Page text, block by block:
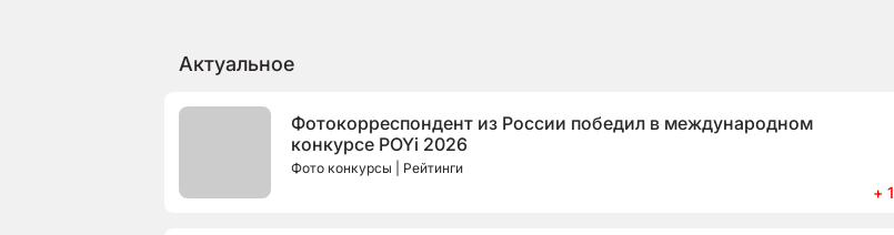
Актуальное
Фотокорреспондент из России победил в международном
конкурсе POYi 2026
Фото конкурсы | Рейтинги
+ 1